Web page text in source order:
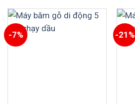
10,000 ₫.
-7% -21%